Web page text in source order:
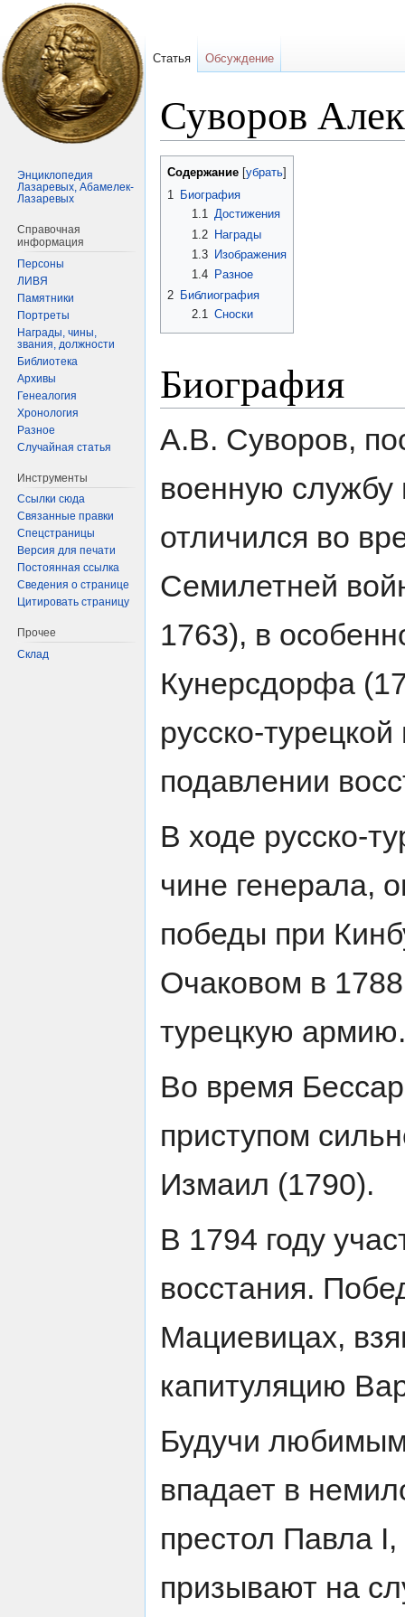
Суворов
Перейти
навигации
Перейти
Содержание
1 Биография
1.1 Достижения
1.2
Награды
1.3
Изображения
1.4
Разное
2 Библиография
2.1
Сноски
Биография
А.В. Суворов,
военную службу
отличился во
Семилетней
1763), в
Кунерсдорфа
русско-
подавлении
В ходе русско-
чине генерала,
победы при
Очаковом в 1788
турецкую армию.
Во время
приступом
Измаил (1790).
В 1794 году
восстания.
Мациевицах,
капитуляцию
Будучи
впадает в
престол Павла I,
призывают на
Статья Обсуждение
Энциклопедия
Лазаревых, Абамелек-
Лазаревых
Справочная
информация
Персоны
ЛИВЯ
Памятники
Портреты
Награды, чины,
звания, должности
Библиотека
Архивы
Генеалогия
Хронология
Разное
Случайная статья
Инструменты
Ссылки сюда
Связанные правки
Спецстраницы
Версия для печати
Постоянная ссылка
Сведения о странице
Цитировать страницу
Прочее
Склад